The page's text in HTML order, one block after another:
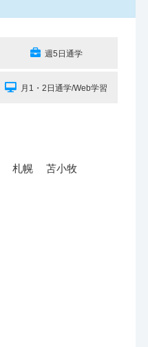
週5日通学
月1・2日通学/Web学習
札幌 苫小牧